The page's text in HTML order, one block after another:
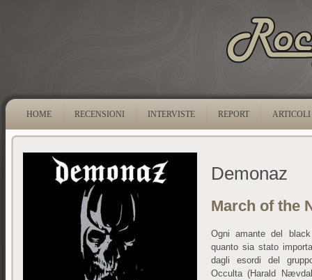
HOME RECENSIONI INTERVISTE REPORT ARTICOLI
Demonaz
March of the
Ogni amante del
quanto sia stato
dagli esordi del
Occulta (Harald